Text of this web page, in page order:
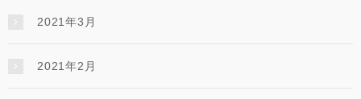
2021年3月
2021年2月